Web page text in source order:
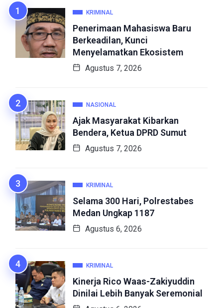
KRIMINAL
Penerimaan Mahasiswa Baru
Berkeadilan, Kunci
Menyelamatkan Ekosistem
Agustus 7, 2026
NASIONAL
Ajak Masyarakat Kibarkan
Bendera, Ketua DPRD Sumut
Agustus 7, 2026
KRIMINAL
Selama 300 Hari, Polrestabes
Medan Ungkap 1187
Agustus 6, 2026
KRIMINAL
Kinerja Rico Waas-Zakiyuddin
Dinilai Lebih Banyak Seremonial